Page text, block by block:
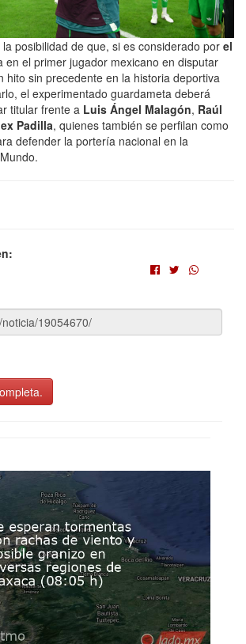
posibilidad de que, si es considerado por el
en el primer jugador mexicano en disputar
hito sin precedente en la historia deportiva
el experimentado guardameta deberá
titular frente a Luis Ángel Malagón, Raúl
Padilla, quienes también se perfilan como
defender la portería nacional en la